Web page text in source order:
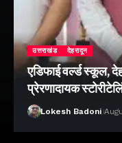
उत्तराखंड देहरादून
एडिफाई वर्ल्ड स्कूल,
प्रेरणादायक
Lokesh Badoni